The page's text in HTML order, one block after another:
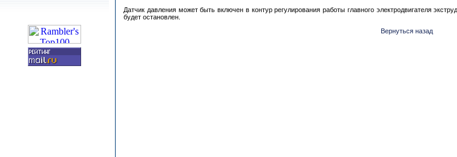
Датчик давления может быть включен в контур регулирования работы главного электродвигателя
будет остановлен.
Вернуться назад